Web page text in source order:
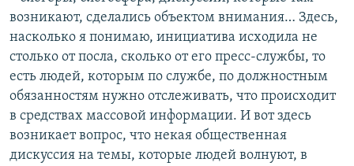
возникают, сделались объектом внимания… Здесь,
насколько я понимаю, инициатива исходила не
столько от посла, сколько от его пресс-службы, то
есть людей, которым по службе, по должностным
обязанностям нужно отслеживать, что происходит
в средствах массовой информации. И вот здесь
возникает вопрос, что некая общественная
дискуссия на темы, которые людей волнуют, в